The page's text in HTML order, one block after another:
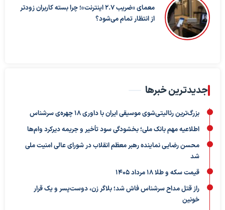
معمای «ضریب ۲.۷ اینترنت»؛ چرا بسته کاربران زودتر
از انتظار تمام می‌شود؟
جدیدترین خبرها
بزرگ‌ترین رئالیتی‌شوی موسیقی ایران با داوری ۱۸ چهره‌ی سرشناس
اطلاعیه مهم بانک ملی؛ بخشودگی سود تأخیر و جریمه دیرکرد وام‌ها
محسن رضایی نماینده رهبر معظم انقلاب در شورای عالی امنیت ملی
شد
قیمت سکه و طلا 18 مرداد 1405
راز قتل مداح سرشناس فاش شد؛ بلاگر زن، دوست‌پسر و یک قرار
خونین